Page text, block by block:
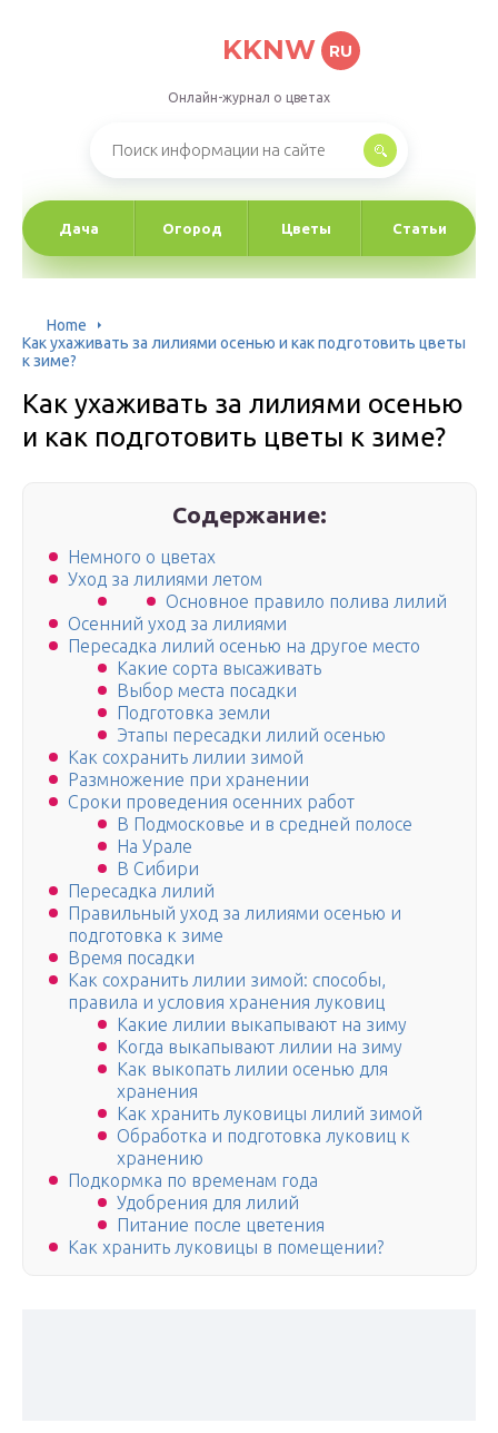
KKNW RU
Онлайн-журнал о цветах
Дача Огород Цветы Статьи
Home
Как ухаживать за лилиями осенью и как подготовить цветы
к зиме?
Как ухаживать за лилиями осенью
и как подготовить цветы к зиме?
Содержание:
Немного о цветах
Уход за лилиями летом
Основное правило полива лилий
Осенний уход за лилиями
Пересадка лилий осенью на другое место
Какие сорта высаживать
Выбор места посадки
Подготовка земли
Этапы пересадки лилий осенью
Как сохранить лилии зимой
Размножение при хранении
Сроки проведения осенних работ
В Подмосковье и в средней полосе
На Урале
В Сибири
Пересадка лилий
Правильный уход за лилиями осенью и
подготовка к зиме
Время посадки
Как сохранить лилии зимой: способы,
правила и условия хранения луковиц
Какие лилии выкапывают на зиму
Когда выкапывают лилии на зиму
Как выкопать лилии осенью для
хранения
Как хранить луковицы лилий зимой
Обработка и подготовка луковиц к
хранению
Подкормка по временам года
Удобрения для лилий
Питание после цветения
Как хранить луковицы в помещении?